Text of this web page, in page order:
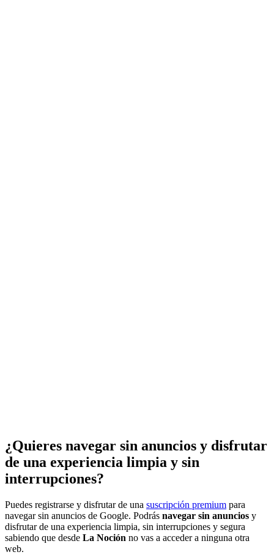
¿Quieres navegar sin anuncios y disfrutar
de una experiencia limpia y sin
interrupciones?
Puedes registrarse y disfrutar de una suscripción premium para
navegar sin anuncios de Google. Podrás navegar sin anuncios y
disfrutar de una experiencia limpia, sin interrupciones y segura
sabiendo que desde La Noción no vas a acceder a ninguna otra
web.